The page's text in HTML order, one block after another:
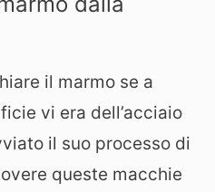
il marmo se a
vi era dell’acciaio
il suo processo di
queste macchie